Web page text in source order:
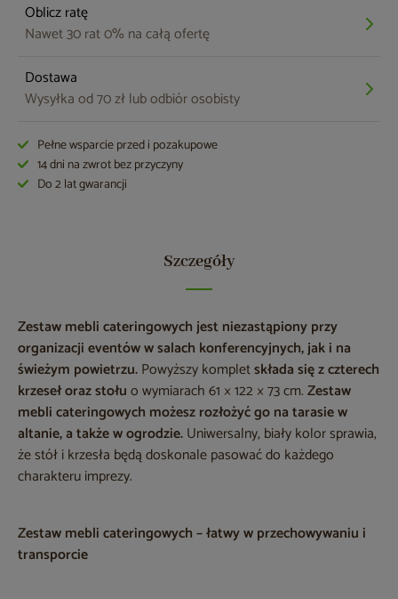
Oblicz ratę
Nawet 30 rat 0% na całą ofertę
Dostawa
Wysyłka od 70 zł lub odbiór osobisty
Pełne wsparcie przed i pozakupowe
14 dni na zwrot bez przyczyny
Do 2 lat gwarancji
Szczegóły
Zestaw mebli cateringowychjest niezastąpiony przy
organizacji eventów w salach konferencyjnych, jak i na
świeżym powietrzu.Powyższy kompletskłada się z czterech
krzeseł oraz stołuo wymiarach 61 × 122 × 73 cm.Zestaw
mebli cateringowych możesz rozłożyć go na tarasie w
altanie, a także w ogrodzie.Uniwersalny, biały kolor sprawia,
że stół i krzesła będą doskonale pasować do każdego
charakteru imprezy.
Zestaw mebli cateringowych – łatwy w przechowywaniu i
transporcie